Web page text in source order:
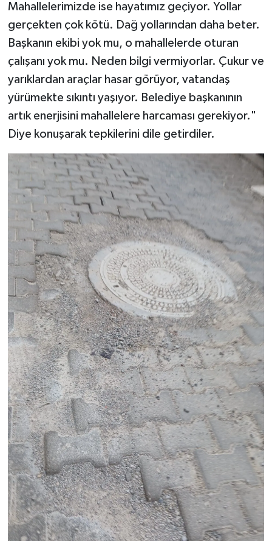
Mahallelerimizde ise hayatımız geçiyor. Yollar
gerçekten çok kötü. Dağ yollarından daha beter.
Başkanın ekibi yok mu, o mahallelerde oturan
çalışanı yok mu. Neden bilgi vermiyorlar. Çukur ve
yarıklardan araçlar hasar görüyor, vatandaş
yürümekte sıkıntı yaşıyor. Belediye başkanının
artık enerjisini mahallelere harcaması gerekiyor."
Diye konuşarak tepkilerini dile getirdiler.